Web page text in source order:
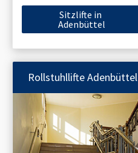
Sitzlifte in
Adenbüttel
RollstuhllifteAdenbüttel